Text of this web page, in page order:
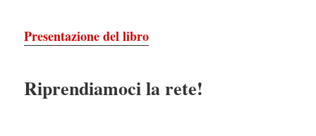
Presentazione del libro
Riprendiamoci la rete!